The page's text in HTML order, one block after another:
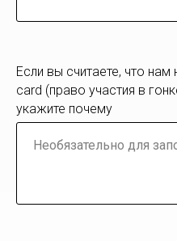
Если вы считаете, что
card (право участия в
укажите почему